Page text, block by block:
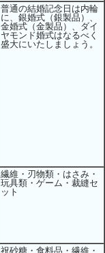
普通の結婚記念日は内輪
に、銀婚式（銀製品）、
金婚式（金製品）、ダイ
ヤモンド婚式はなるべく
盛大にいたしましょう。
繊維・刃物類・はさみ・
玩具類・ゲーム・裁縫セ
ット
祝砂糖・食料品・繊維・